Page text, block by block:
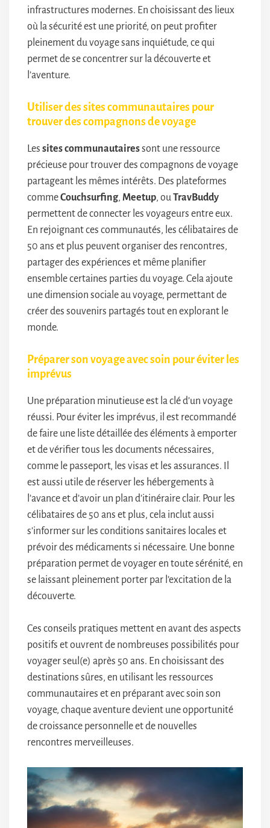
infrastructures modernes. En choisissant des lieux
où la sécurité est une priorité, on peut profiter
pleinement du voyage sans inquiétude, ce qui
permet de se concentrer sur la découverte et
l’aventure.
Utiliser des sites communautaires pour
trouver des compagnons de voyage
Les sites communautairessont une ressource
précieuse pour trouver des compagnons de voyage
partageant les mêmes intérêts. Des plateformes
commeCouchsurfing, Meetup, ouTravBuddy
permettent de connecter les voyageurs entre eux.
En rejoignant ces communautés, les célibataires de
50 ans et plus peuvent organiser des rencontres,
partager des expériences et même planifier
ensemble certaines parties du voyage. Cela ajoute
une dimension sociale au voyage, permettant de
créer des souvenirs partagés tout en explorant le
monde.
Préparer son voyage avec soin pour éviter les
imprévus
Une préparation minutieuse est la clé d’un voyage
réussi. Pour éviter les imprévus, il est recommandé
de faire une liste détaillée des éléments à emporter
et de vérifier tous les documents nécessaires,
comme le passeport, les visas et les assurances. Il
est aussi utile de réserver les hébergements à
l’avance et d’avoir un plan d’itinéraire clair. Pour les
célibataires de 50 ans et plus, cela inclut aussi
s’informer sur les conditions sanitaires locales et
prévoir des médicaments si nécessaire. Une bonne
préparation permet de voyager en toute sérénité, en
se laissant pleinement porter par l’excitation de la
découverte.
Ces conseils pratiques mettent en avant des aspects
positifs et ouvrent de nombreuses possibilités pour
voyager seul(e) après 50 ans. En choisissant des
destinations sûres, en utilisant les ressources
communautaires et en préparant avec soin son
voyage, chaque aventure devient une opportunité
de croissance personnelle et de nouvelles
rencontres merveilleuses.